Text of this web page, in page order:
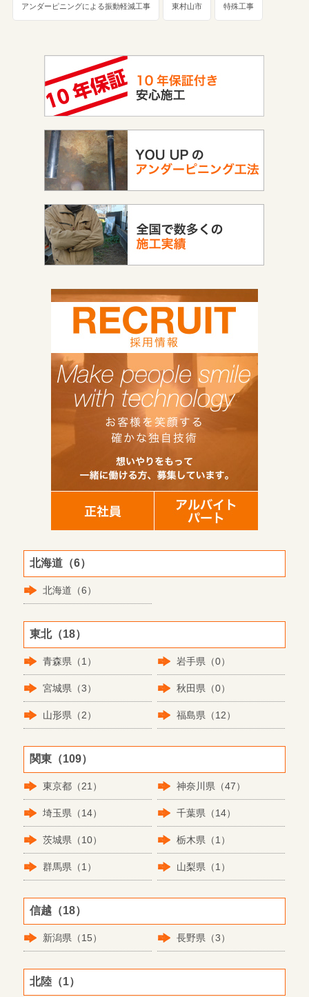
アンダーピニングによる振動軽減工事 東村山市 特殊工事
北海道（6）
北海道（6）
東北（18）
青森県（1） 岩手県（0）
宮城県（3） 秋田県（0）
山形県（2） 福島県（12）
関東（109）
東京都（21） 神奈川県（47）
埼玉県（14） 千葉県（14）
茨城県（10） 栃木県（1）
群馬県（1） 山梨県（1）
信越（18）
新潟県（15） 長野県（3）
北陸（1）